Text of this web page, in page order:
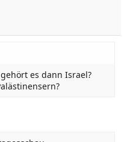
es dann Israel?